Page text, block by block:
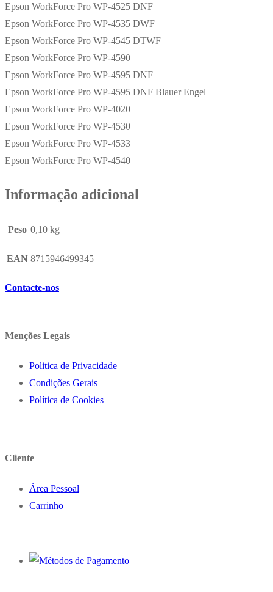
Epson WorkForce Pro WP-4525 DNF
Epson WorkForce Pro WP-4535 DWF
Epson WorkForce Pro WP-4545 DTWF
Epson WorkForce Pro WP-4590
Epson WorkForce Pro WP-4595 DNF
Epson WorkForce Pro WP-4595 DNF Blauer Engel
Epson WorkForce Pro WP-4020
Epson WorkForce Pro WP-4530
Epson WorkForce Pro WP-4533
Epson WorkForce Pro WP-4540
Informação adicional
Peso 0,10 kg
EAN 8715946499345
Contacte-nos
Menções Legais
Politica de Privacidade
Condições Gerais
Política de Cookies
Cliente
Área Pessoal
Carrinho